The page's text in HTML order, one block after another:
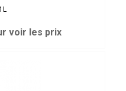
voir les prix